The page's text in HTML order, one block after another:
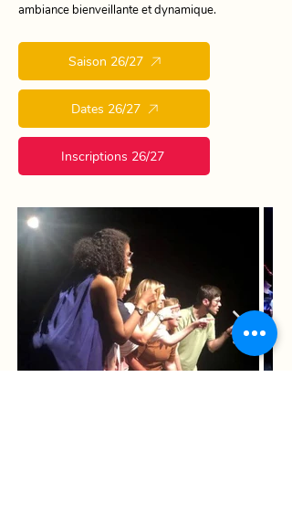
ambiance bienveillante et dynamique.
Saison 26/27
Dates 26/27
Inscriptions 26/27